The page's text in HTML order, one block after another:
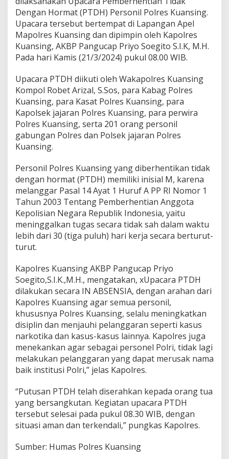
r
h
e
n
t
i
n
T
i
d
a
k
D
e
a
n
o
r
m
a
t
(
D
H
)
P
e
r
s
o
i
l
P
l
e
s
K
a
Dengan Hormat (PTDH) Personil Polres Kuansing.
Upacara tersebut bertempat di Lapangan Apel
Mapolres Kuansing dan dipimpin oleh Kapolres
Kuansing, AKBP Pangucap Priyo Soegito S.I.K, M.H.
Pada hari Kamis (21/3/2024) pukul 08.00 WIB.
Upacara PTDH diikuti oleh Wakapolres Kuansing
Kompol Robet Arizal, S.Sos, para Kabag Polres
Kuansing, para Kasat Polres Kuansing, para
Kapolsek jajaran Polres Kuansing, para perwira
Polres Kuansing, serta 201 orang personil
gabungan Polres dan Polsek jajaran Polres
Kuansing.
Personil Polres Kuansing yang diberhentikan tidak
dengan hormat (PTDH) memiliki inisial M, karena
melanggar Pasal 14 Ayat 1 Huruf A PP RI Nomor 1
Tahun 2003 Tentang Pemberhentian Anggota
Kepolisian Negara Republik Indonesia, yaitu
meninggalkan tugas secara tidak sah dalam waktu
lebih dari 30 (tiga puluh) hari kerja secara berturut-
turut.
Kapolres Kuansing AKBP Pangucap Priyo
Soegito,S.I.K.,M.H., mengatakan, xUpacara PTDH
dilakukan secara IN ABSENSIA, dengan arahan dari
Kapolres Kuansing agar semua personil,
khususnya Polres Kuansing, selalu meningkatkan
disiplin dan menjauhi pelanggaran seperti kasus
narkotika dan kasus-kasus lainnya. Kapolres juga
menekankan agar sebagai personel Polri, tidak lagi
melakukan pelanggaran yang dapat merusak nama
baik institusi Polri,” jelas Kapolres.
“Putusan PTDH telah diserahkan kepada orang tua
yang bersangkutan. Kegiatan upacara PTDH
tersebut selesai pada pukul 08.30 WIB, dengan
situasi aman dan terkendali,” pungkas Kapolres.
Sumber: Humas Polres Kuansing